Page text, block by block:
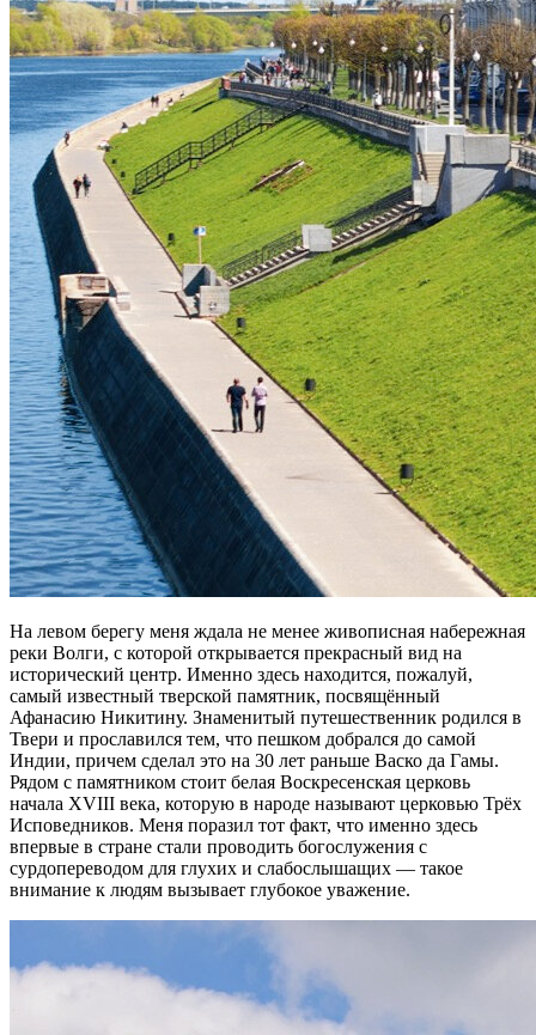
На левом берегу меня ждала не менее живописная набережная
реки Волги, с которой открывается прекрасный вид на
исторический центр. Именно здесь находится, пожалуй,
самый известный тверской памятник, посвящённый
Афанасию Никитину. Знаменитый путешественник родился в
Твери и прославился тем, что пешком добрался до самой
Индии, причем сделал это на 30 лет раньше Васко да Гамы.
Рядом с памятником стоит белая Воскресенская церковь
начала XVIII века, которую в народе называют церковью Трёх
Исповедников. Меня поразил тот факт, что именно здесь
впервые в стране стали проводить богослужения с
сурдопереводом для глухих и слабослышащих — такое
внимание к людям вызывает глубокое уважение.